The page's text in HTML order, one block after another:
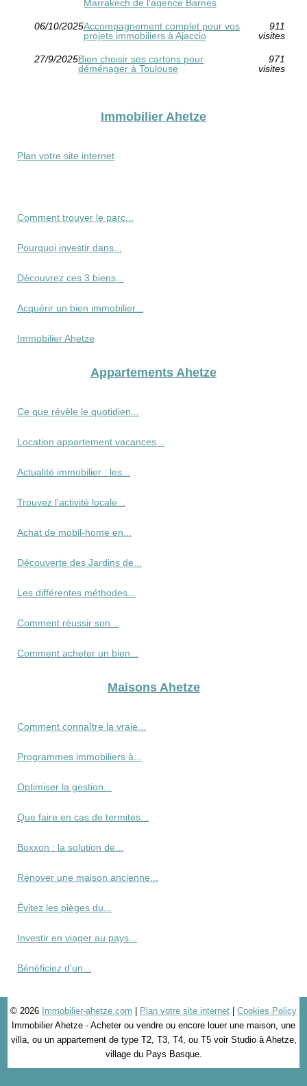
Marrakech de l'agence Barnes
06/10/2025Accompagnement complet pour vos
projets immobiliers à Ajaccio
911
visites
27/9/2025Bien choisir ses cartons pour
déménager à Toulouse
971
visites
Immobilier Ahetze
Plan votre site internet
Comment trouver le parc...
Pourquoi investir dans...
Découvrez ces 3 biens...
Acquérir un bien immobilier...
Immobilier Ahetze
Appartements Ahetze
Ce que révèle le quotidien...
Location appartement vacances...
Actualité immobilier : les...
Trouvez l'activité locale...
Achat de mobil-home en...
Découverte des Jardins de...
Les différentes méthodes...
Comment réussir son...
Comment acheter un bien...
Maisons Ahetze
Comment connaître la vraie...
Programmes immobiliers à...
Optimiser la gestion...
Que faire en cas de termites...
Boxxon : la solution de...
Rénover une maison ancienne...
Évitez les pièges du...
Investir en viager au pays...
Bénéficiez d'un...
© 2026 Immobilier-ahetze.com | Plan votre site internet | Cookies Policy
Immobilier Ahetze - Acheter ou vendre ou encore louer une maison, une
villa, ou un appartement de type T2, T3, T4, ou T5 voir Studio à Ahetze,
village du Pays Basque.